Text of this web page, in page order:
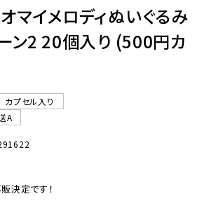
7659
マイメロディぬいぐるみ
ン2 20個入り (500円カ
カプセル入り
A
決定です！